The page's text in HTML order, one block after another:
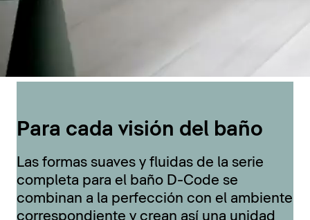
Para cada visión del baño
Las formas suaves y fluidas de la serie
completa para el baño D-Code se
combinan a la perfección con el ambiente
correspondiente y crean así una unidad